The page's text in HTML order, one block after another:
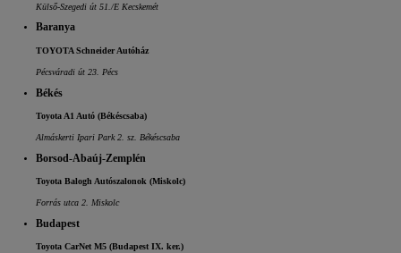
Külső-Szegedi út 51./E Kecskemét
Baranya
TOYOTA Schneider Autóház
Pécsváradi út 23. Pécs
Békés
Toyota A1 Autó (Békéscsaba)
Almáskerti Ipari Park 2. sz. Békéscsaba
Borsod-Abaúj-Zemplén
Toyota Balogh Autószalonok (Miskolc)
Forrás utca 2. Miskolc
Budapest
Toyota CarNet M5 (Budapest IX. ker.)